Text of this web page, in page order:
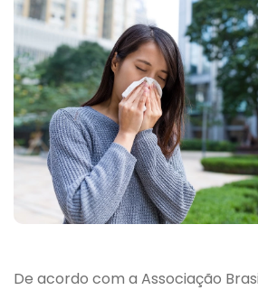
De acordo com a Associação